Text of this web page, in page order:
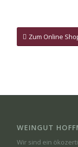
Zum Online
WEINGUT
Wir sind ein